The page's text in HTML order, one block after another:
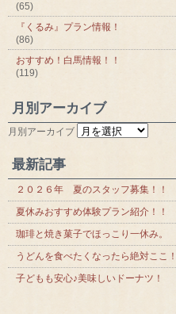
(65)
『くるみ』プラン情報！
(86)
おすすめ！白馬情報！！
(119)
月別アーカイブ
月別アーカイブ
最新記事
２０２６年 夏のスタッフ募集！！
夏休みおすすめ体験プラン紹介！！
珈琲と焼き菓子でほっこり一休み。
うどんを食べたくなったら絶対ここ！
子どもも安心♪美味しいドーナツ！